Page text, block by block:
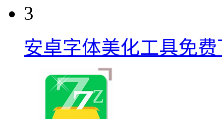
3
安卓字体美化工具免